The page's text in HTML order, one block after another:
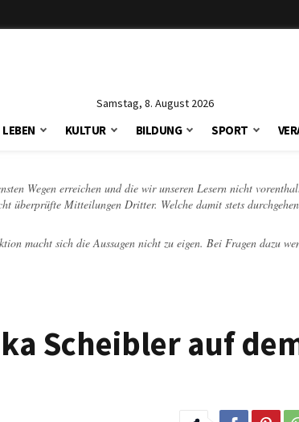
Samstag, 8. August 2026
LEBEN KULTUR BILDUNG SPORT
Wegen erreichen und die wir unseren Lesern nicht
überprüfte Mitteilungen Dritter. Welche damit stets
macht sich die Aussagen nicht zu eigen. Bei Fragen dazu
Scheibler auf